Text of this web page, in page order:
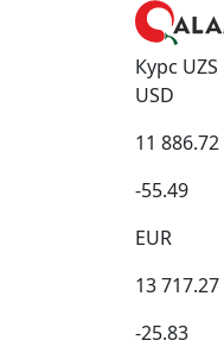
Курс UZS
USD
11 886.72
-55.49
EUR
13 717.27
-25.83